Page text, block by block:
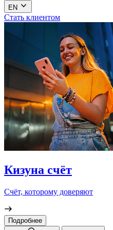
EN
Стать клиентом
Кизуна счёт
Счёт, которому доверяют
Подробнее